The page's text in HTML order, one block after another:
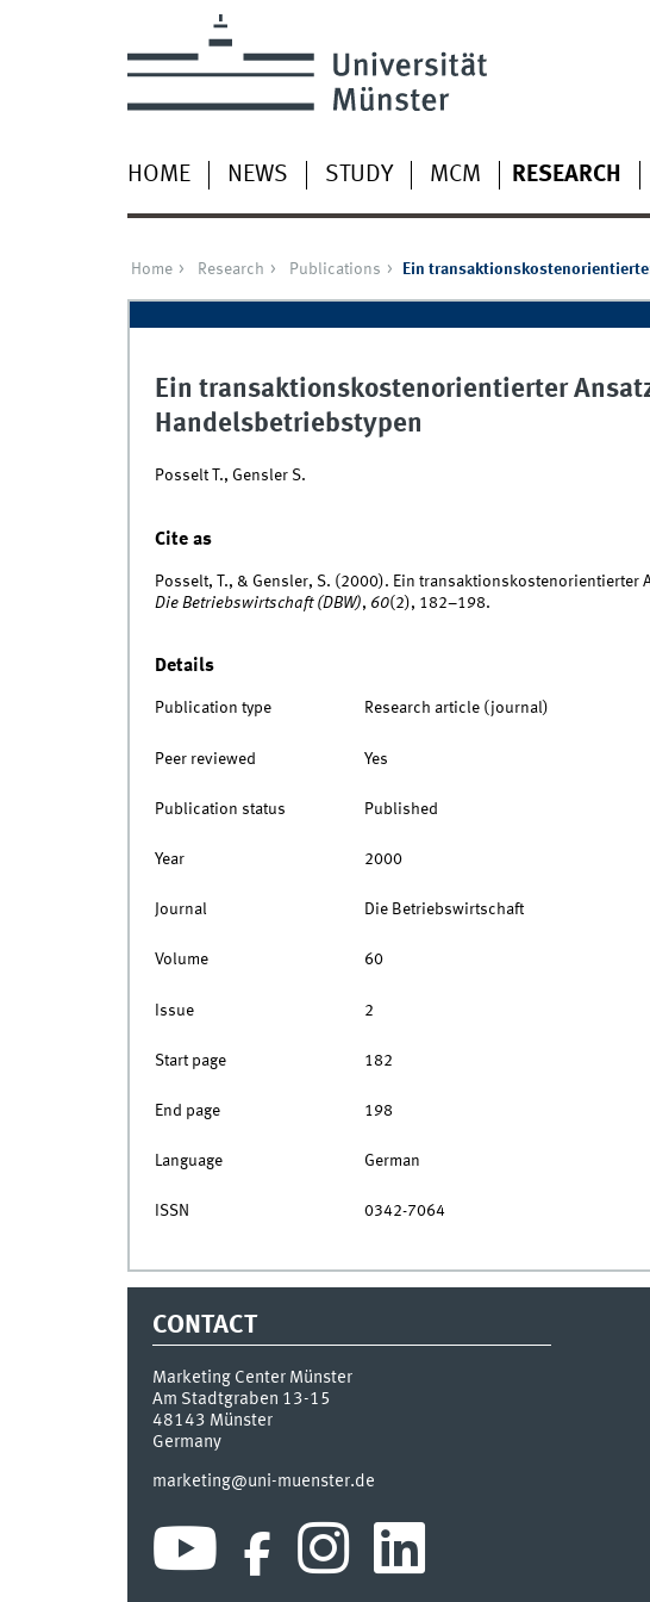
HOME NEWS STUDY MCM RESEARCH
Home Research Publications Ein
Ein transaktionskostenorientierter
Handelsbetriebstypen
Posselt T., Gensler S.
Cite as
Posselt, T., & Gensler, S. (2000). Ein transaktionskostenorientierter
Die Betriebswirtschaft (DBW), 60(2), 182–198.
Details
Publication type Research article (journal)
Peer reviewed Yes
Publication status Published
Year 2000
Journal Die Betriebswirtschaft
Volume 60
Issue 2
Start page 182
End page 198
Language German
ISSN 0342-7064
CONTACT
Marketing Center Münster
Am Stadtgraben 13-15
48143 Münster
Germany
marketing@uni-muenster.de